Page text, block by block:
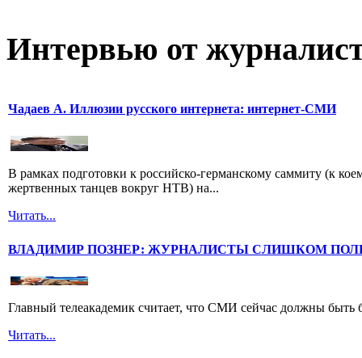
Интервью от
Чадаев А. Иллюзии русского интернета: интернет-СМИ
В рамках подготовки к российско-германскому саммиту (к
жертвенных танцев вокруг НТВ) на...
Читать...
ВЛАДИМИР ПОЗНЕР: ЖУРНАЛИСТЫ СЛИШКОМ
Главный телеакадемик считает, что СМИ сейчас должны быть
Читать...